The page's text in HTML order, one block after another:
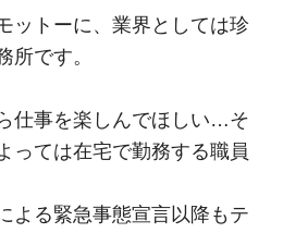
ットーに、業界としては珍
所です。
仕事を楽しんでほしい…そ
っては在宅で勤務する職員
よる緊急事態宣言以降もテ